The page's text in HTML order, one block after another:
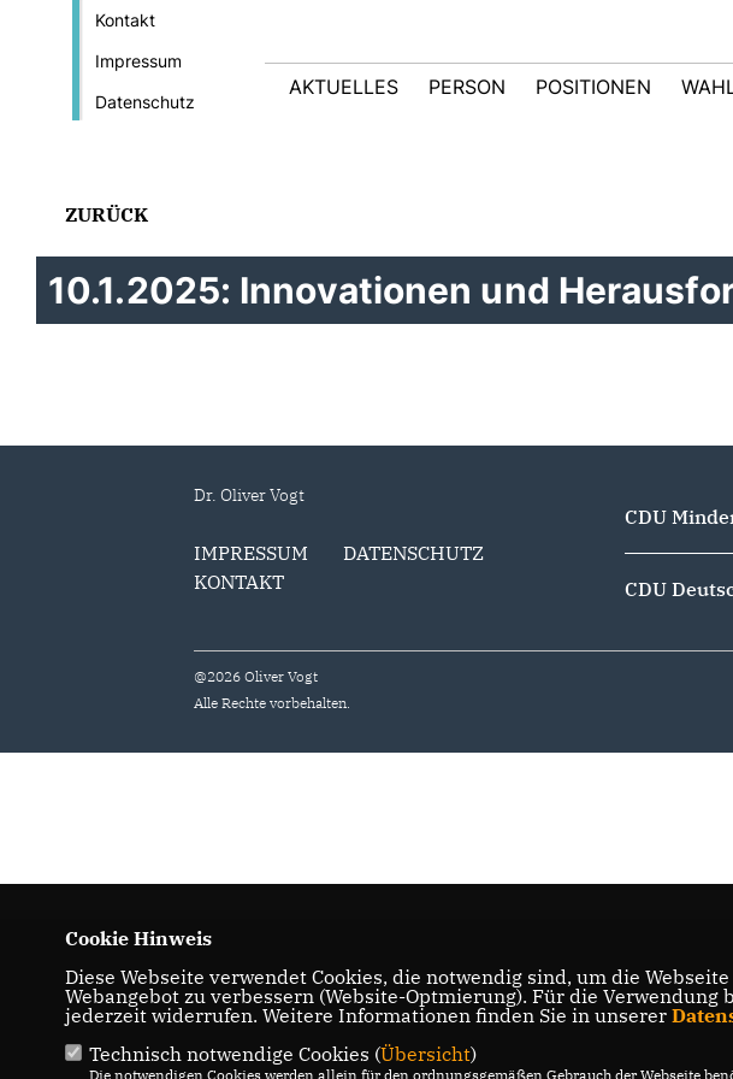
Kontakt
Impressum
Datenschutz
AKTUELLES PERSON POSITIONEN
ZURÜCK
10.1.2025: Innovationen und
Dr. Oliver Vogt
IMPRESSUM
DATENSCHUTZ
KONTAKT
CDU
CDU
@2026 Oliver Vogt
Alle Rechte vorbehalten.
Cookie Hinweis
Diese Webseite verwendet Cookies, die notwendig sind, um die
Webangebot zu verbessern (Website-Optmierung). Für die
jederzeit widerrufen. Weitere Informationen finden Sie in unserer
Technisch notwendige Cookies (Übersicht)
Die notwendigen Cookies werden allein für den ordnungsgemäßen Gebrauch der Webseite